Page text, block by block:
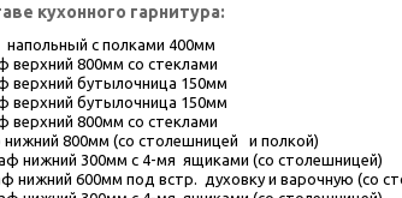
кухонного гарнитура:
с полками 400мм
800мм со стеклами
бутылочница 150мм
бутылочница 150мм
800мм со стеклами
800мм (со столешницей   и полкой)
нижний 300мм с 4-мя  ящиками (со столешницей)
600мм под встр.  духовку и варочную (со